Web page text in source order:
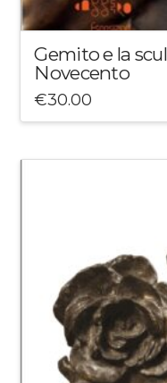
Gemito e la
Novecento
€30.00